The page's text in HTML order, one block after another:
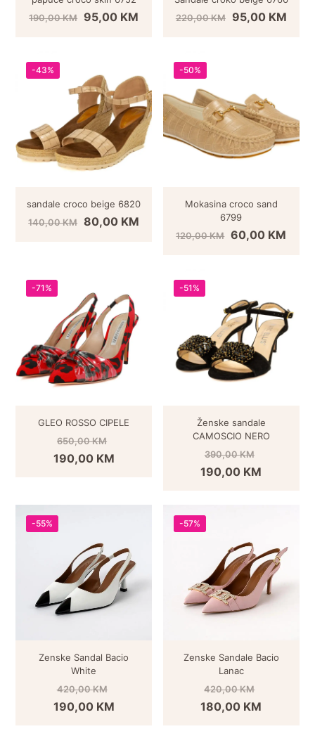
190,00KM 95,00 KM 220,00KM 95,00 KM
-43%
sandale croco beige 6820
140,00KM 80,00 KM
-50%
Mokasina croco sand
6799
120,00KM 60,00 KM
-71%
GLEO ROSSO CIPELE
650,00KM
190,00 KM
-51%
Ženske sandale
CAMOSCIO NERO
390,00KM
190,00 KM
-55%
Zenske Sandal Bacio
White
420,00KM
190,00 KM
-57%
Zenske Sandale Bacio
Lanac
420,00KM
180,00 KM